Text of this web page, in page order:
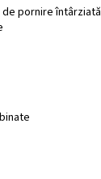
pornire întârziată